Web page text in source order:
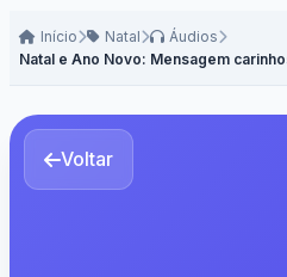
Início Natal
Áudios
Natal e Ano Novo: Mensagem
Voltar